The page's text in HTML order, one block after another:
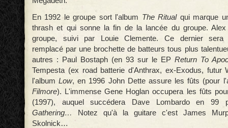
En 1992 le groupe sort l'album The Ritualqui marque
thrash et qui sonne la fin de la lancée du groupe.
groupe, suivi par Louie Clemente. Ce dernier sera
remplacé par une brochette de batteurs tous plus
autres : Paul Bostaph (en 93 sur le EP Return To
Tempesta (ex road batterie d'Anthrax, ex-Exodus, futur
l'albumLow, en 1996 John Dette assure les fûts (pour
Filmore). L'immense Gene Hoglan occupera les fûts
(1997), auquel succédera Dave Lombardo en 99
Gathering…
Notez qu'à la guitare c'est James
Skolnick…